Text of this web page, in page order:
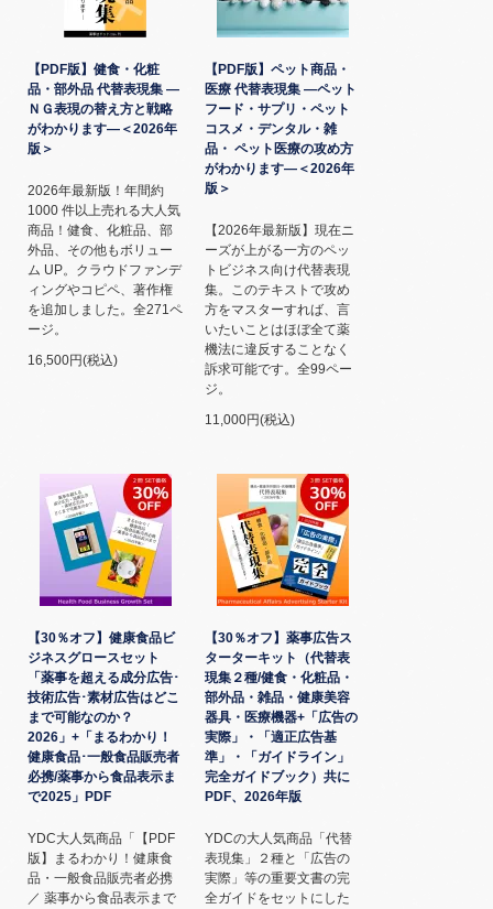
【PDF版】健食・化粧
品・部外品 代替表現集 ―
ＮＧ表現の替え方と戦略
がわかります―＜2026年
版＞
2026年最新版！年間約
1000 件以上売れる大人気
商品！健食、化粧品、部
外品、その他もボリュー
ム UP。クラウドファンデ
ィングやコピペ、著作権
を追加しました。全271ペ
ージ。
16,500円(税込)
【PDF版】ペット商品・
医療 代替表現集 ―ペット
フード・サプリ・ペット
コスメ・デンタル・雑
品・ ペット医療の攻め方
がわかります―＜2026年
版＞
【2026年最新版】現在ニ
ーズが上がる一方のペッ
トビジネス向け代替表現
集。このテキストで攻め
方をマスターすれば、言
いたいことはほぼ全て薬
機法に違反することなく
訴求可能です。全99ペー
ジ。
11,000円(税込)
【30％オフ】健康食品ビ
ジネスグロースセット
「薬事を超える成分広告･
技術広告･素材広告はどこ
まで可能なのか？
2026」+「まるわかり！
健康食品･一般食品販売者
必携/薬事から食品表示ま
で2025」PDF
YDC大人気商品「【PDF
版】まるわかり！健康食
品・一般食品販売者必携
／ 薬事から食品表示まで
【30％オフ】薬事広告ス
ターターキット（代替表
現集２種/健食・化粧品・
部外品・雑品・健康美容
器具・医療機器+「広告の
実際」・「適正広告基
準」・「ガイドライン」
完全ガイドブック）共に
PDF、2026年版
YDCの大人気商品「代替
表現集」２種と「広告の
実際」等の重要文書の完
全ガイドをセットにした